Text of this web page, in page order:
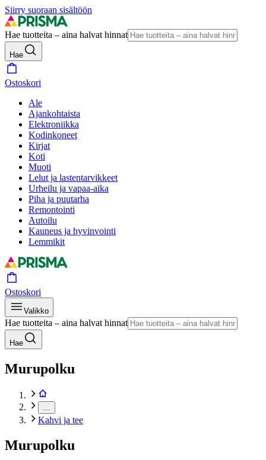
Siirry suoraan sisältöön
Hae tuotteita – aina halvat hinnat
Hae
Ostoskori
Ale
Ajankohtaista
Elektroniikka
Kodinkoneet
Kirjat
Koti
Muoti
Lelut ja lastentarvikkeet
Urheilu ja vapaa-aika
Piha ja puutarha
Remontointi
Autoilu
Kauneus ja hyvinvointi
Lemmikit
Ostoskori
Valikko
Hae tuotteita – aina halvat hinnat
Hae
Murupolku
Kahvi ja tee
Murupolku